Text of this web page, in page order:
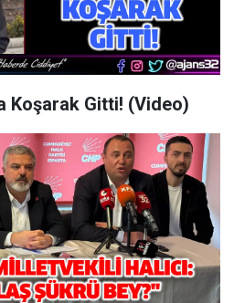
Koşarak Gitti! (Video)